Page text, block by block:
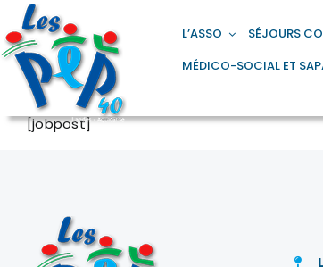
principal
Passer
contenu
L’ASSO SÉJOURS
MÉDICO-SOCIAL ET
[jobpost]